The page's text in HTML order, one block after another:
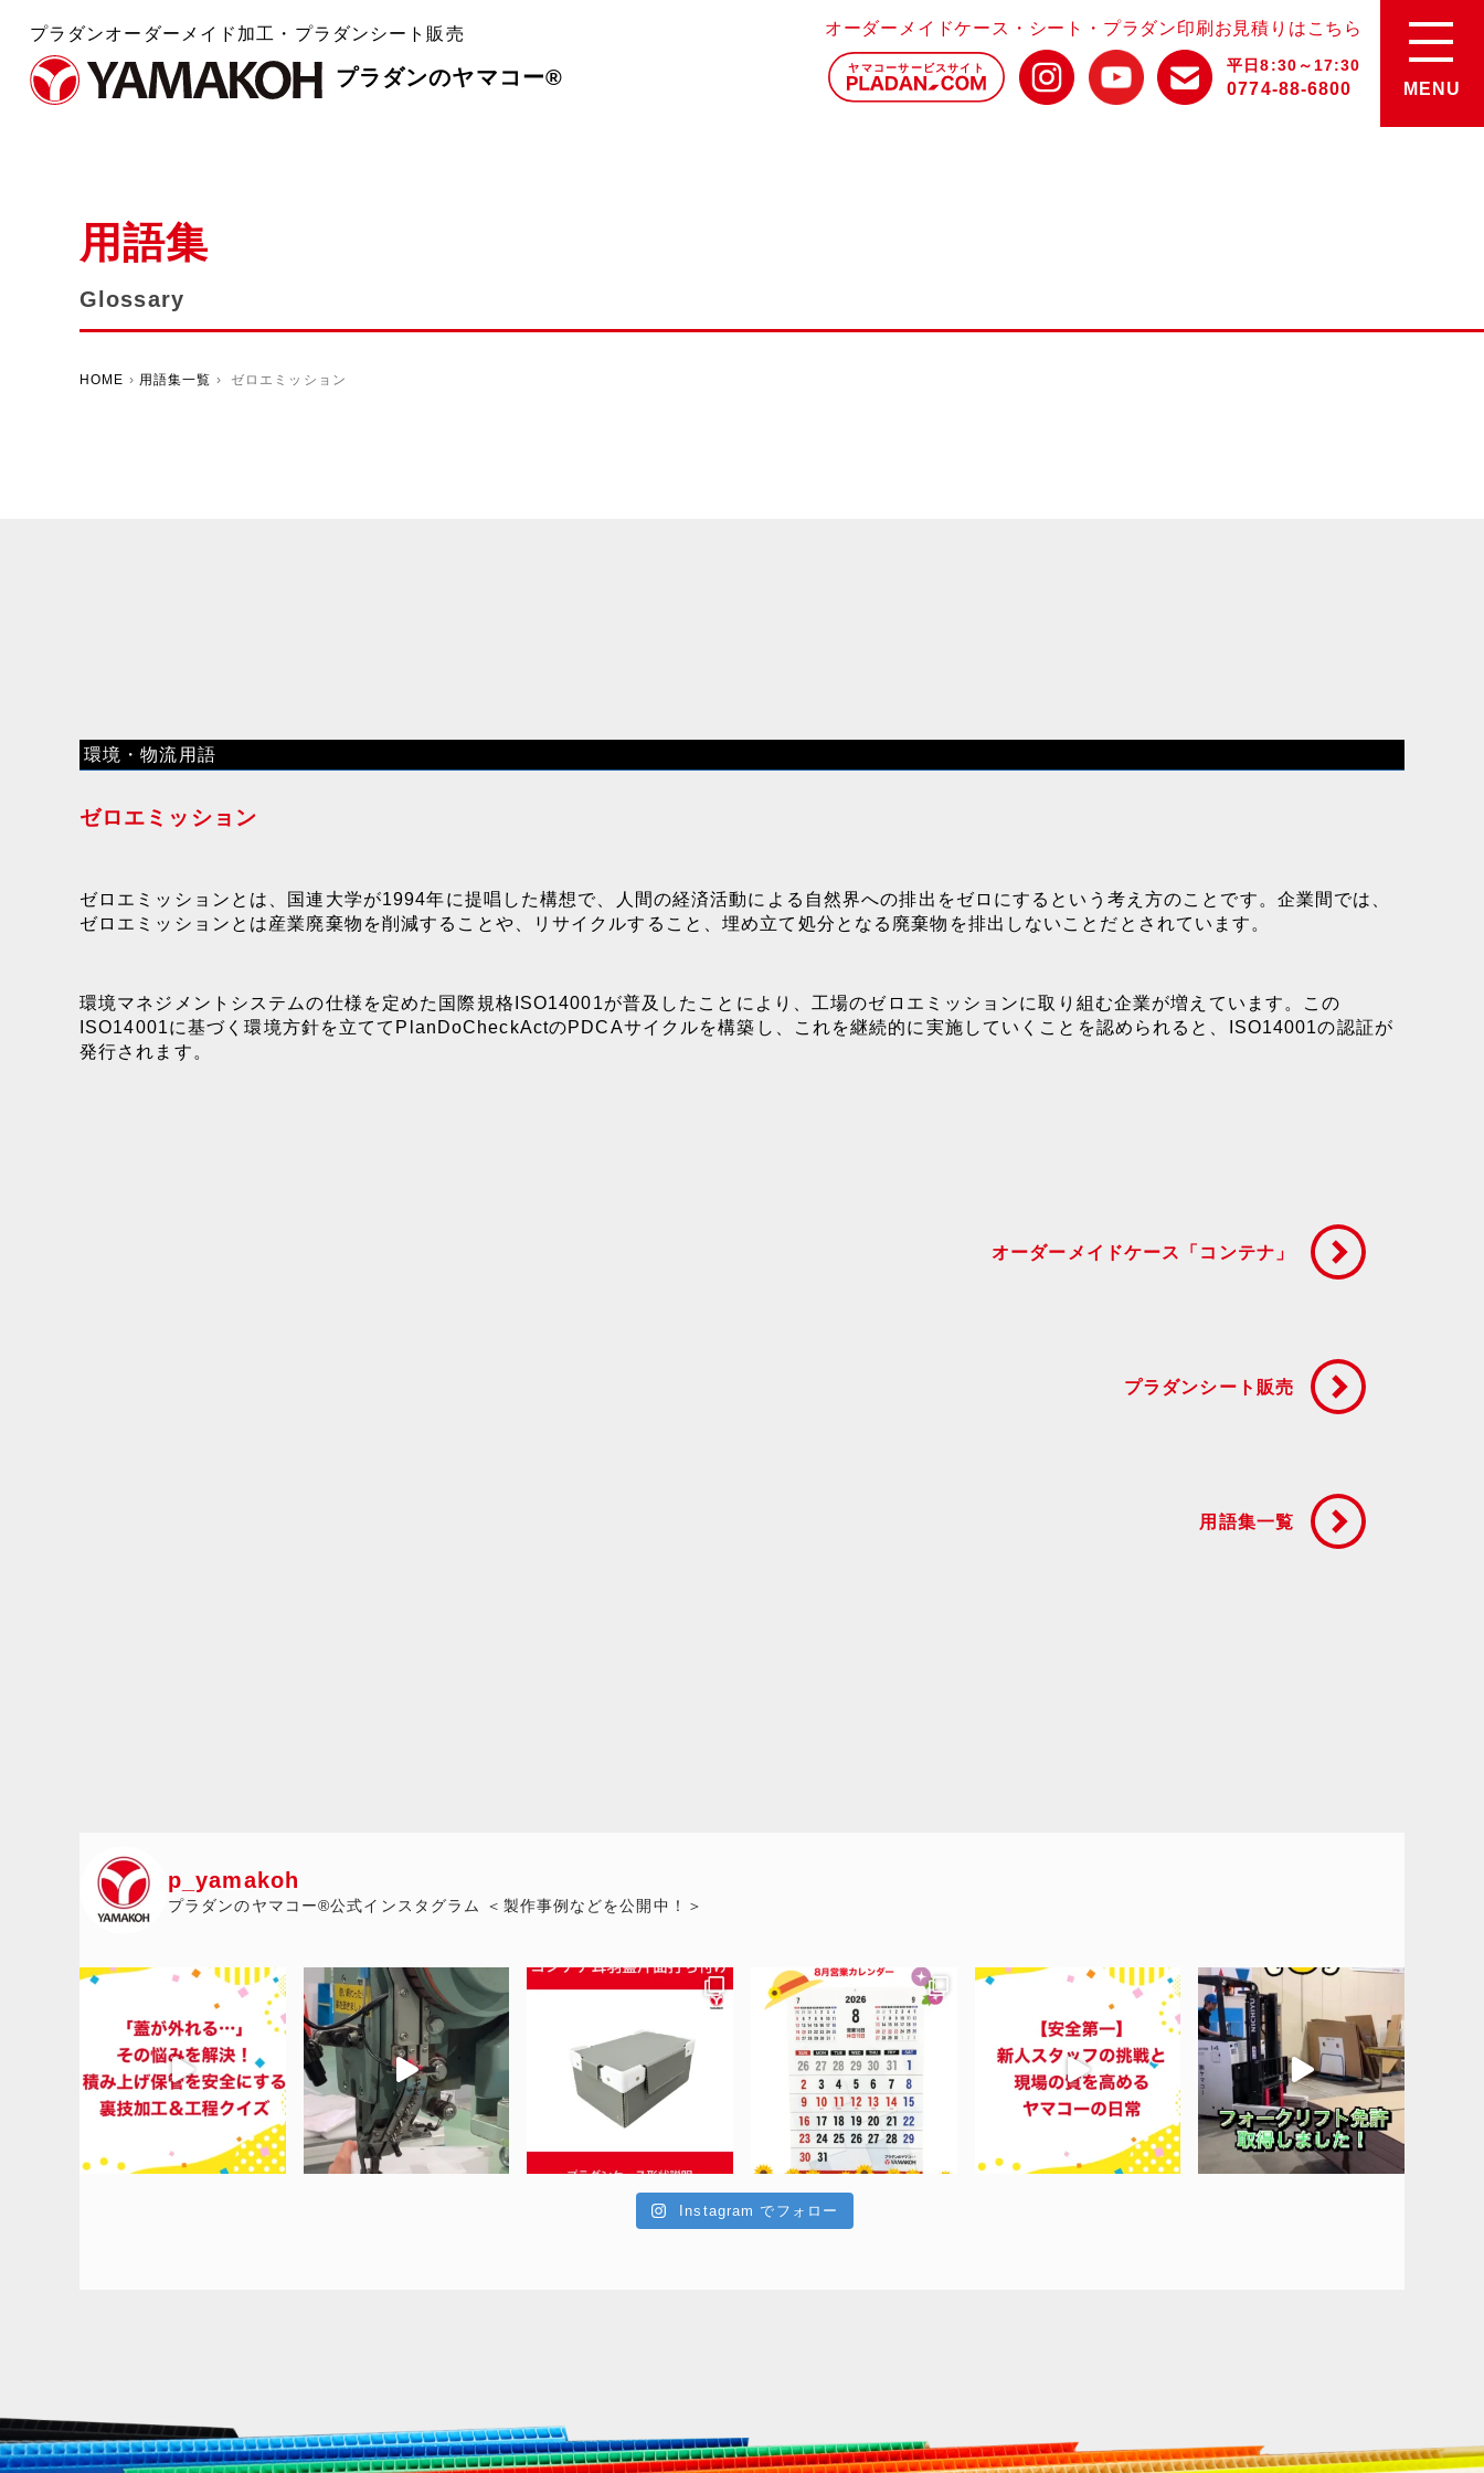
プラダンオーダーメイド加工・プラダンシート販売
プラダンのヤマコー®
オーダーメイドケース・シート・プラダン印刷お見積りはこちら
平日8:30～17:30
0774-88-6800 MENU
用語集
Glossary
HOME › 用語集一覧 › ゼロエミッション
環境・物流用語
ゼロエミッション
ゼロエミッションとは、国連大学が1994年に提唱した構想で、人間の経済活動による自然界への排出をゼロにするという考え方のことです。企業間では、
ゼロエミッションとは産業廃棄物を削減することや、リサイクルすること、埋め立て処分となる廃棄物を排出しないことだとされています。
環境マネジメントシステムの仕様を定めた国際規格ISO14001が普及したことにより、工場のゼロエミッションに取り組む企業が増えています。この
ISO14001に基づく環境方針を立ててPlanDoCheckActのPDCAサイクルを構築し、これを継続的に実施していくことを認められると、ISO14001の認証が
発行されます。
オーダーメイドケース「コンテナ」
プラダンシート販売
用語集一覧
p_yamakoh
プラダンのヤマコー®公式インスタグラム ＜製作事例などを公開中！＞
Instagram でフォロー